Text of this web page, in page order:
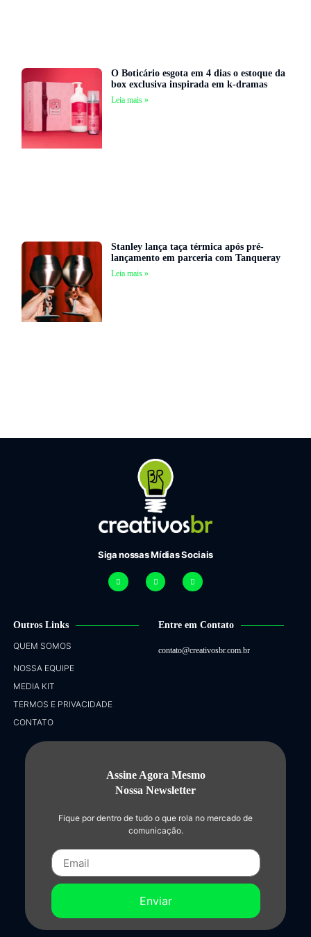
O Boticário esgota em 4 dias o estoque da
box exclusiva inspirada em k-dramas
Leia mais »
Stanley lança taça térmica após pré-
lançamento em parceria com Tanqueray
Leia mais »
Siga nossas Mídias Sociais
Outros Links
QUEM SOMOS
NOSSA EQUIPE
MEDIA KIT
TERMOS E PRIVACIDADE
CONTATO
Entre em Contato
contato@creativosbr.com.br
Assine Agora Mesmo
Nossa Newsletter
Fique por dentro de tudo o que rola no mercado de
comunicação.
Enviar